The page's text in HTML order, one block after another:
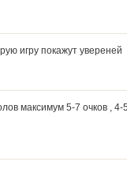
игру покажут увереней
максимум 5-7 очков ,